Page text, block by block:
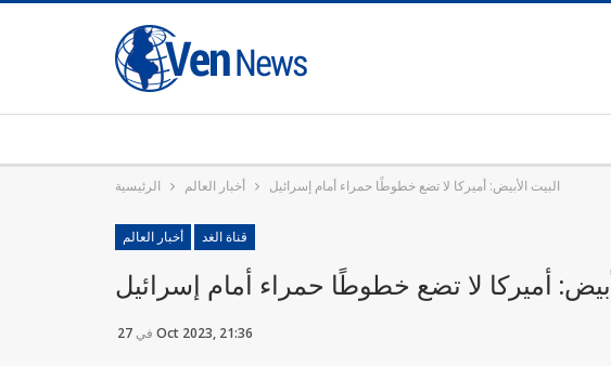
الرئيسية أخبار العالم البيت الأبيض: أميركا لا تضع خطوطًا حمراء أمام إسرائيل
أخبار العالم قناة الغد
أميركا لا تضع خطوطًا حمراء أمام إسرائيل
في 27 Oct 2023, 21:36